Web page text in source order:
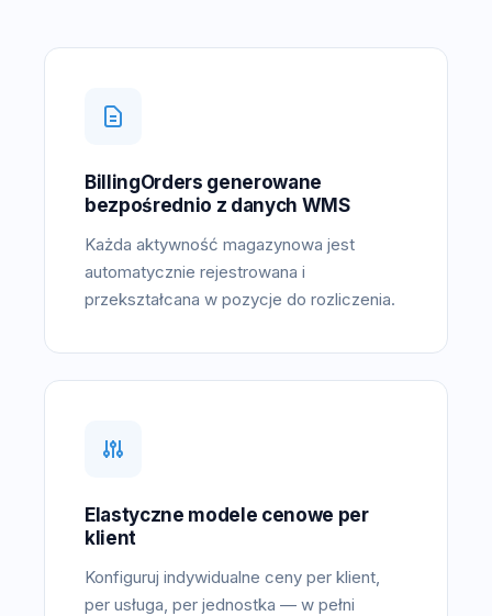
BillingOrders generowane
bezpośrednio z danych WMS
Każda aktywność magazynowa jest
automatycznie rejestrowana i
przekształcana w pozycje do rozliczenia.
Elastyczne modele cenowe per
klient
Konfiguruj indywidualne ceny per klient,
per usługa, per jednostka — w pełni